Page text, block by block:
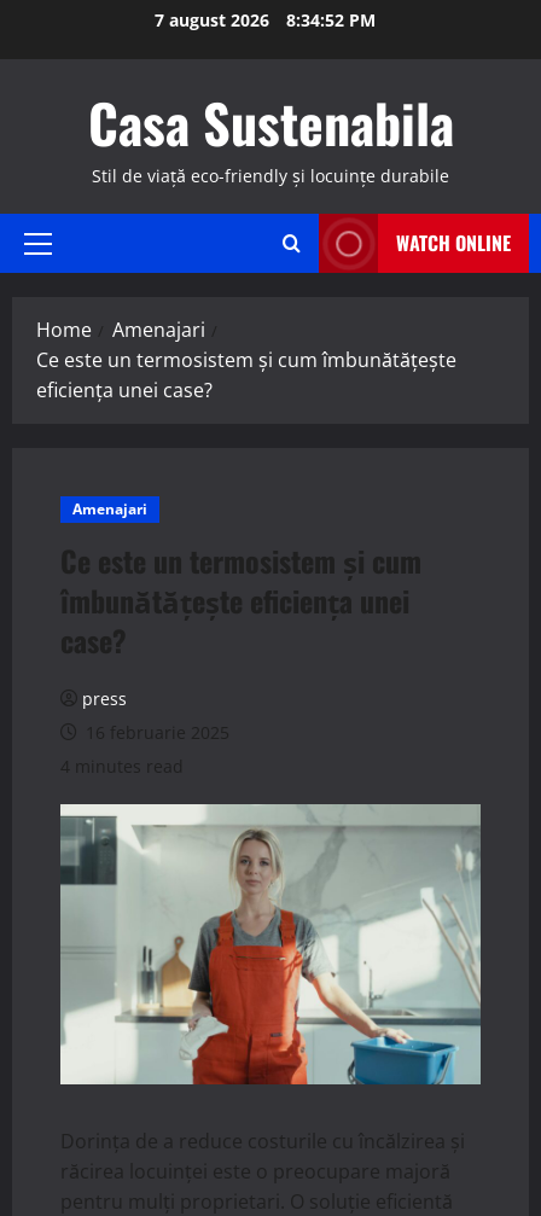
7 august 2026 8:34:53 PM
Casa Sustenabila
Stil de viață eco-friendly și locuințe durabile
Primary
WATCH ONLINE
Home
Amenajari
Ce este un termosistem și cum îmbunătățește
eficiența unei case?
Amenajari
Ce este un termosistem și cum
îmbunătățește eficiența unei
case?
press
16 februarie 2025
4 minutes read
Dorința de a reduce costurile cu încălzirea și
răcirea locuinței este o preocupare majoră
pentru mulți proprietari. O soluție eficientă